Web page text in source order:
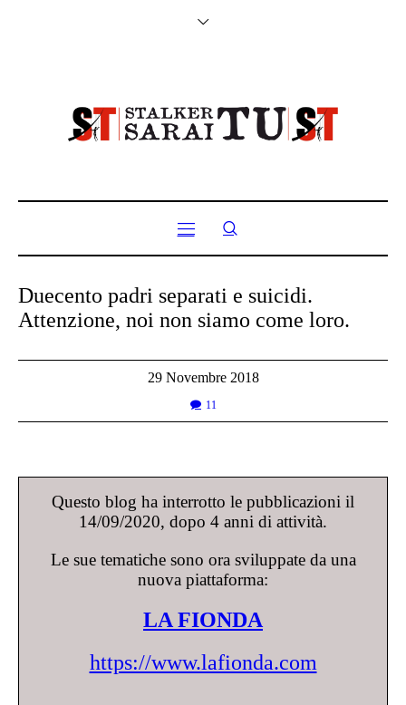
Duecento padri separati e suicidi.
Attenzione, noi non siamo come loro.
29 Novembre 2018
11
Questo blog ha interrotto le pubblicazioni il
14/09/2020, dopo 4 anni di attività.
Le sue tematiche sono ora sviluppate da una
nuova piattaforma:
LA FIONDA
https://www.lafionda.com